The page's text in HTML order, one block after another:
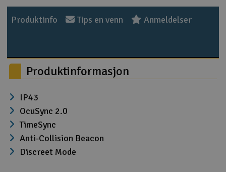
Outlet
Raketter
Solenergi
Sparkesykler & elkjøretøy
Produktinfo Tips en venn Anmeldelser
Produktinformasjon
IP43
OcuSync 2.0
TimeSync
Anti-Collision Beacon
Discreet Mode